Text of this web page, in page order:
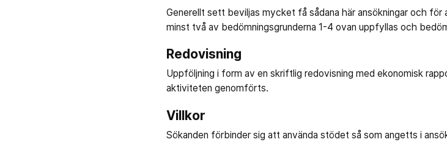
Generellt sett beviljas mycket få sådana här ansökningar och
minst två av bedömningsgrunderna 1-4 ovan uppfyllas och
Redovisning
Uppföljning i form av en skriftlig redovisning med ekonomisk
aktiviteten genomförts.
Villkor
Sökanden förbinder sig att använda stödet så som angetts i